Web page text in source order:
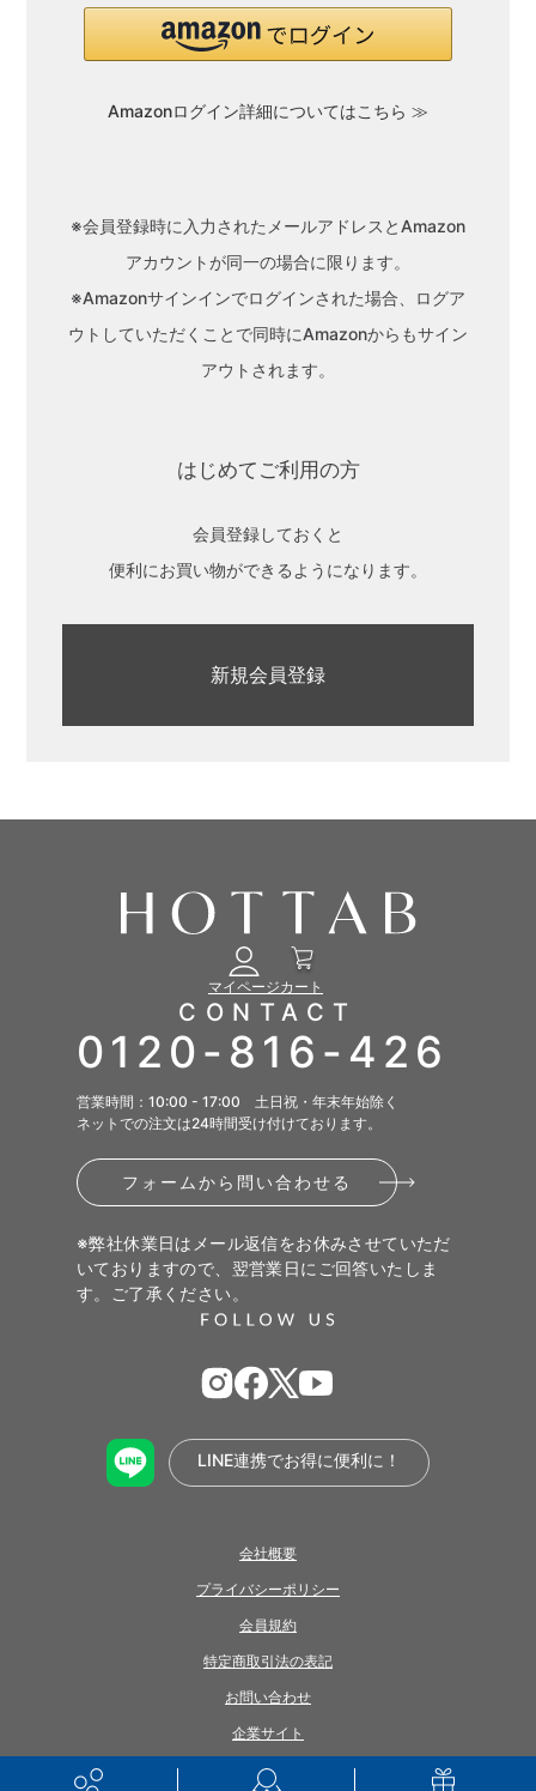
Amazonログイン詳細についてはこちら ≫
※会員登録時に入力されたメールアドレスとAmazon
アカウントが同一の場合に限ります。
※Amazonサインインでログインされた場合、ログア
ウトしていただくことで同時にAmazonからもサイン
アウトされます。
新規会員登録
会員登録しておくと
便利にお買い物ができるようになります。
はじめてご利用の方
マイページカート
CONTACT
0120-816-426
営業時間：10:00 - 17:00 土日祝・年末年始除く
ネットでの注文は24時間受け付けております。
フォームから問い合わせる
※弊社休業日はメール返信をお休みさせていただ
いておりますので、翌営業日にご回答いたしま
す。ご了承ください。
LINE連携でお得に便利に！
会社概要
プライバシーポリシー
会員規約
特定商取引法の表記
お問い合わせ
企業サイト